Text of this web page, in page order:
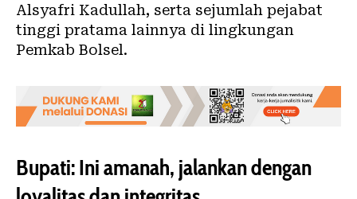
Alsyafri Kadullah, serta sejumlah pejabat
tinggi pratama lainnya di lingkungan
Pemkab Bolsel.
Bupati: Ini amanah, jalankan dengan